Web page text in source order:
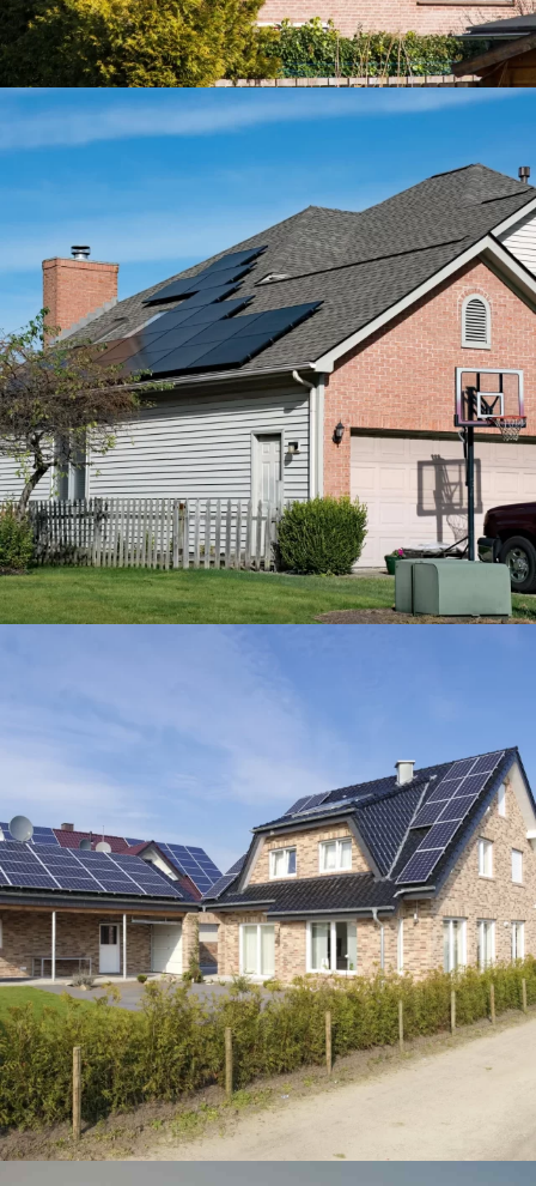
Antwerpen
18 LONGI zonnepanelen full Black 360
Wp
6.480 Wp vermogen
Jaarlijks circa 6,5 ton C02 besparing
Verlaging energiefactuur met
€1.749,60/jaar
Hasselt
39 QCELLS zonnepanelen full Black
340 Wp
13.260 Wp vermogen
Jaarlijks 13 ton C02 besparing
Verlaging energiefactuur met
€2.653,20/jaar